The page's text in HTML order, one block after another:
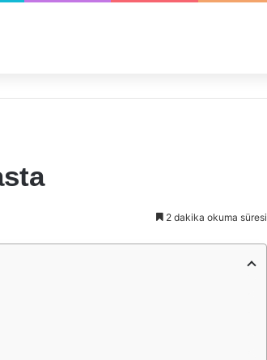
2 dakika okuma süresi